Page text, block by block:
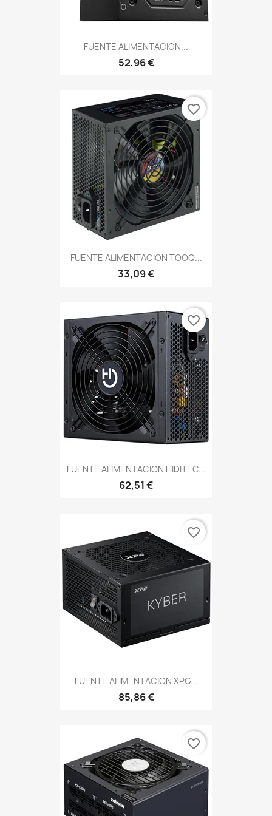
FUENTE ALIMENTACION...
52,96 €
FUENTE ALIMENTACION TOOQ...
33,09 €
favorite_border
FUENTE ALIMENTACION HIDITEC...
62,51 €
favorite_border
FUENTE ALIMENTACION XPG...
85,86 €
favorite_border
favorite_border